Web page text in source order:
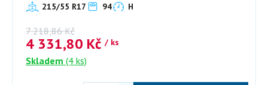
215/55 R17 94 H
7 218,86 Kč
4 331,80 Kč / ks
Skladem (4 ks)